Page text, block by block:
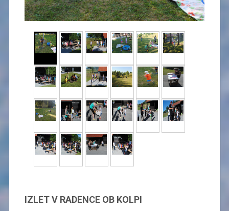
IZLET V RADENCE OB KOLPI